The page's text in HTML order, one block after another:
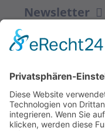
Newsletter
ZUR ANMELDUNG
Redaktion
Centrum Bavaria
Dr. Veronika Hofinger